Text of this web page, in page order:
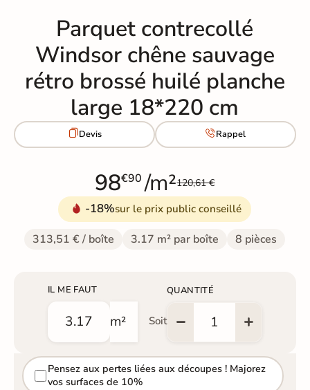
Parquet contrecollé
Windsor chêne sauvage
rétro brossé huilé planche
large 18*220 cm
Devis Rappel
98€90 /m²120,61 €
-18%sur le prix public conseillé
313,51 € / boîte 3.17 m² par boîte 8 pièces
IL ME FAUT
m² Soit
QUANTITÉ
Pensez aux pertes liées aux découpes ! Majorez
vos surfaces de 10%